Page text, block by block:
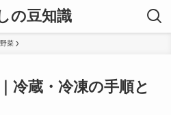
の豆知識
野菜
冷蔵・冷凍の手順と